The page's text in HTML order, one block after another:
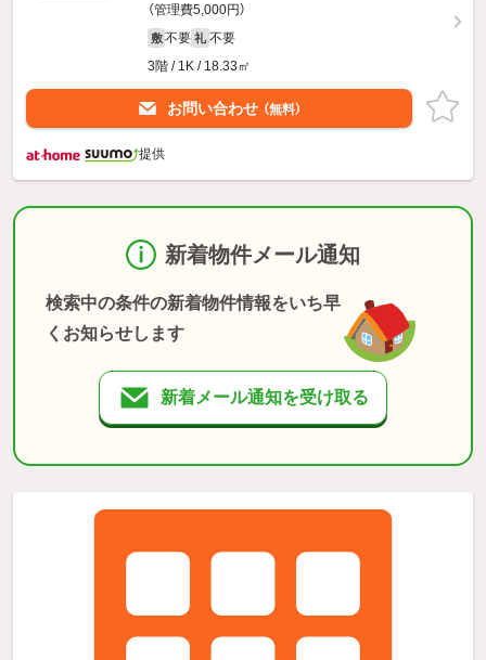
（管理費5,000円）
敷 不要 礼 不要
3階 / 1K / 18.33㎡
お問い合わせ （無料）
提供
新着物件メール通知
検索中の条件の新着物件情報をいち早
くお知らせします
新着メール通知を受け取る